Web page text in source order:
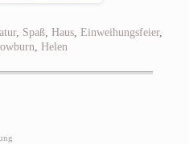
, Spaß, Haus, Einweihungsfeier,
, Helen